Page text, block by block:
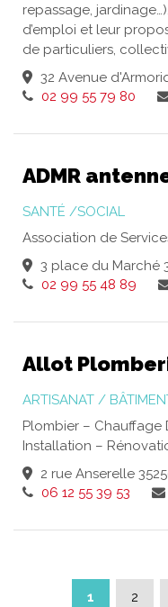
repassage,
d’emploi et leur
de particuliers,
32 Avenue
02 99 55 79 80
ADMR
SANTÉ /SOCIAL
Association de
3 place du Marché
02 99 55 48 89
Allot
ARTISANAT /
Plombier – Chauffage
Installation –
2 rue Anserelle
06 12 55 39 53
1 2